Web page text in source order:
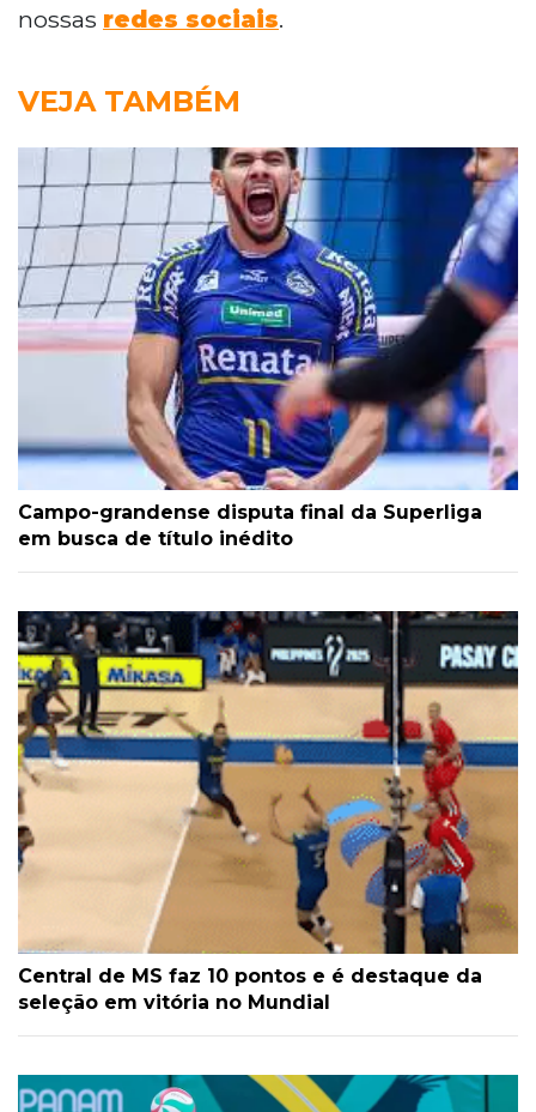
nossas redes sociais.
VEJA TAMBÉM
Campo-grandense disputa final da Superliga
em busca de título inédito
Central de MS faz 10 pontos e é destaque da
seleção em vitória no Mundial